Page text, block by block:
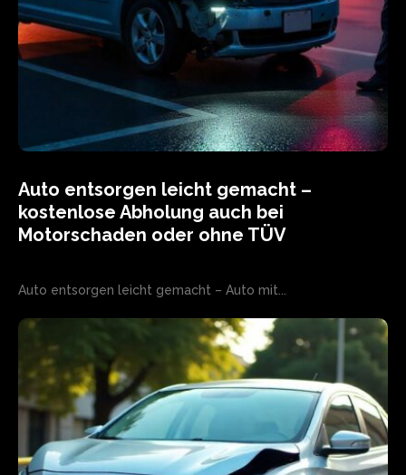
Auto entsorgen leicht gemacht –
kostenlose Abholung auch bei
Motorschaden oder ohne TÜV
Auto entsorgen leicht gemacht – Auto mit...